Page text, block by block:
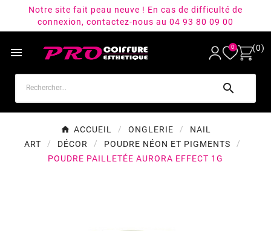
Notre site fait peau neuve ! En cas de difficulté de
connexion, contactez-nous au 04 93 80 09 00
 0 (0)

ACCUEIL ONGLERIE
NAIL
ART
DÉCOR
POUDRE NÉON ET PIGMENTS
POUDRE PAILLETÉE AURORA EFFECT 1G